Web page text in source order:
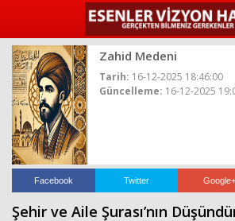
Zahid Medeni
Tarih: 16-12-2025 18:46:00
Güncelleme: 16-12-2025
Facebook Twitter Google+
Şehir ve Aile Şurası’nın